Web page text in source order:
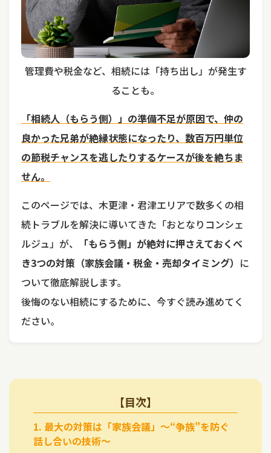
管理費や税金など、相続には「持ち出し」が発生す
ることも。
「相続人（もらう側）」の準備不足が原因で、仲の
良かった兄弟が絶縁状態になったり、数百万円単位
の節税チャンスを逃したりするケースが後を絶ちま
せん。
このページでは、木更津・君津エリアで数多くの相
続トラブルを解決に導いてきた「おとなりコンシェ
ルジュ」が、
「もらう側」が絶対に押さえておくべ
き3つの対策（家族会議・税金・売却タイミング） に
ついて徹底解説します。
後悔のない相続にするために、今すぐ読み進めてく
ださい。
【目次】
1. 最大の対策は「家族会議」～“争族”を防ぐ
話し合いの技術～